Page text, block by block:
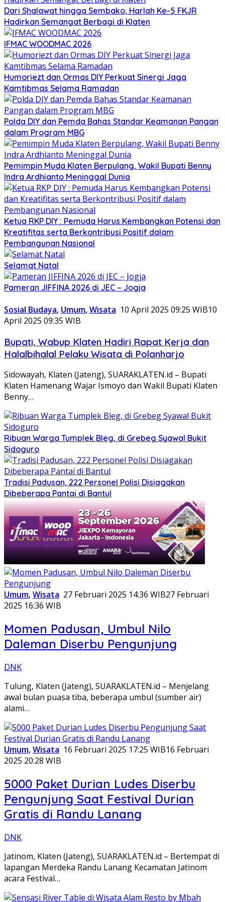
Dari Shalawat hingga Sembako, Harlah Ke-5 FKJR
Hadirkan Semangat Berbagi di Klaten
IFMAC WOODMAC 2026
Humoriezt dan Ormas DIY Perkuat Sinergi Jaga
Kamtibmas Selama Ramadan
Polda DIY dan Pemda Bahas Standar Keamanan Pangan
dalam Program MBG
Pemimpin Muda Klaten Berpulang, Wakil Bupati Benny
Indra Ardhianto Meninggal Dunia
Ketua RKP DIY : Pemuda Harus Kembangkan Potensi dan
Kreatifitas serta Berkontribusi Positif dalam
Pembangunan Nasional
Selamat Natal
Pameran JIFFINA 2026 di JEC – Jogja
Sosial Budaya, Umum,Wisata 10 April 2025 09:25 WIB10
April 2025 09:35 WIB
Bupati, Wabup Klaten Hadiri Rapat Kerja dan
Halalbihalal Pelaku Wisata di Polanharjo
Sidowayah, Klaten (Jateng), SUARAKLATEN.id – Bupati
Klaten Hamenang Wajar Ismoyo dan Wakil Bupati Klaten
Benny…
Ribuan Warga Tumplek Bleg, di Grebeg Syawal Bukit
Sidoguro
Tradisi Padusan, 222 Personel Polisi Disiagakan
Dibeberapa Pantai di Bantul
Umum,Wisata 27 Februari 2025 14:36 WIB27 Februari
2025 16:36 WIB
Momen Padusan, Umbul Nilo
Daleman Diserbu Pengunjung
DNK
Tulung, Klaten (Jateng), SUARAKLATEN.id – Menjelang
awal bulan puasa tiba, beberapa umbul (sumber air)
alami…
Umum,Wisata 16 Februari 2025 17:25 WIB16 Februari
2025 20:28 WIB
5000 Paket Durian Ludes Diserbu
Pengunjung Saat Festival Durian
Gratis di Randu Lanang
DNK
Jatinom, Klaten (Jateng), SUARAKLATEN.id – Bertempat di
lapangan Merdeka Randu Lanang Kecamatan Jatinom
acara Festival…